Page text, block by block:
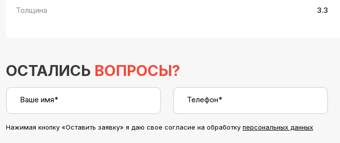
Толщина
3.3
ОСТАЛИСЬ ВОПРОСЫ?
Ваше имя* Телефон*
Нажимая кнопку «Оставить заявку» я даю свое согласие на обработку персональных данных